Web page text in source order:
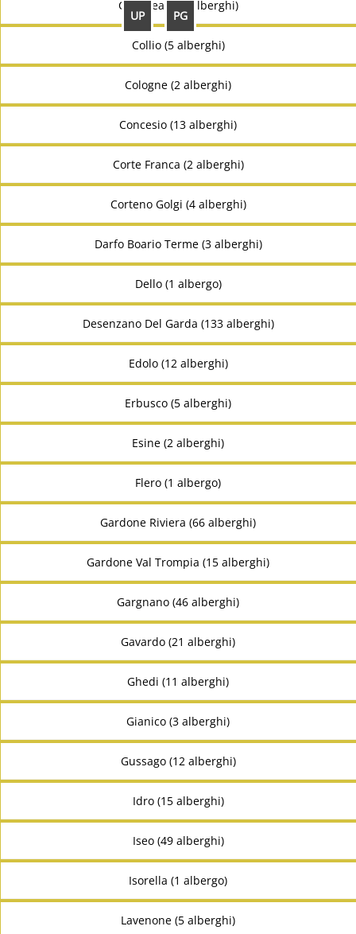
UP PG
Collebeato (3 alberghi)
Collio (5 alberghi)
Cologne (2 alberghi)
Concesio (13 alberghi)
Corte Franca (2 alberghi)
Corteno Golgi (4 alberghi)
Darfo Boario Terme (3 alberghi)
Dello (1 albergo)
Desenzano Del Garda (133 alberghi)
Edolo (12 alberghi)
Erbusco (5 alberghi)
Esine (2 alberghi)
Flero (1 albergo)
Gardone Riviera (66 alberghi)
Gardone Val Trompia (15 alberghi)
Gargnano (46 alberghi)
Gavardo (21 alberghi)
Ghedi (11 alberghi)
Gianico (3 alberghi)
Gussago (12 alberghi)
Idro (15 alberghi)
Iseo (49 alberghi)
Isorella (1 albergo)
Lavenone (5 alberghi)